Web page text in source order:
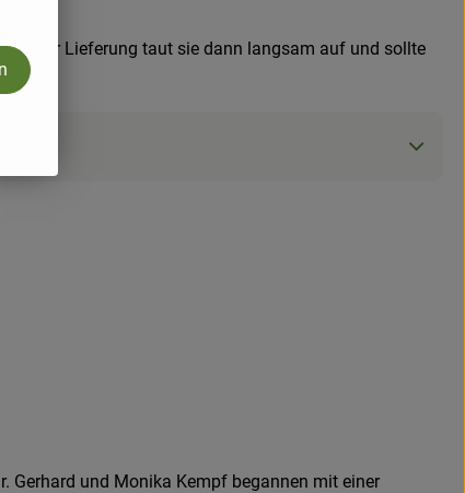
Ihrer Lieferung taut sie dann langsam auf und sollte
Gerhard und Monika Kempf begannen mit einer